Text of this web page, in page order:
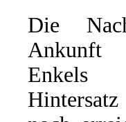
Die